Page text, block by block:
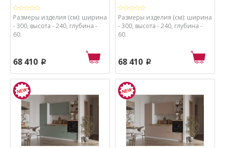
Размеры изделия (см): ширина
- 300, высота - 240, глубина -
60.
68 410 p
Размеры изделия (см): ширина
- 300, высота - 240, глубина -
60.
68 410 p